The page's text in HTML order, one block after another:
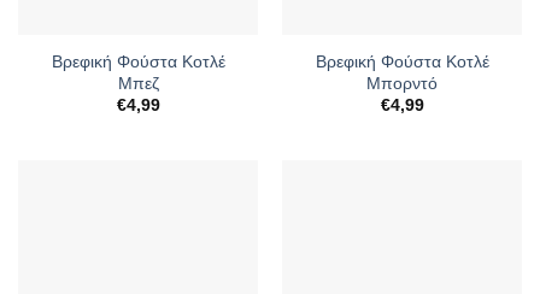
Βρεφική Φούστα Κοτλέ
Μπεζ
€4,99
Βρεφική Φούστα Κοτλέ
Μπορντό
€4,99